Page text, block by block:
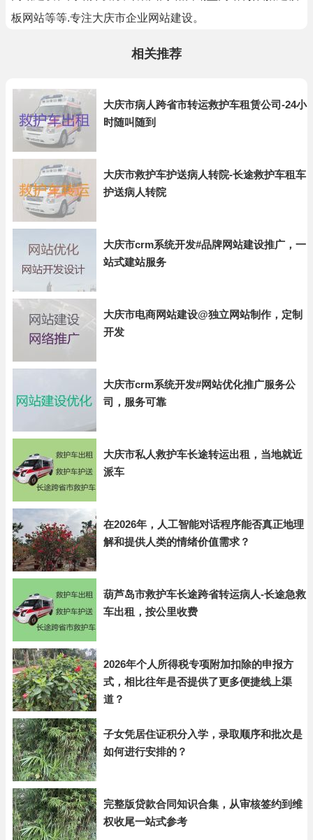
板网站等等.专注大庆市企业网站建设。
相关推荐
大庆市病人跨省市转运救护车租赁公司-24小
时随叫随到
大庆市救护车护送病人转院-长途救护车租车
护送病人转院
大庆市crm系统开发#品牌网站建设推广，一
站式建站服务
大庆市电商网站建设@独立网站制作，定制
开发
大庆市crm系统开发#网站优化推广服务公
司，服务可靠
大庆市私人救护车长途转运出租，当地就近
派车
在2026年，人工智能对话程序能否真正地理
解和提供人类的情绪价值需求？
葫芦岛市救护车长途跨省转运病人-长途急救
车出租，按公里收费
2026年个人所得税专项附加扣除的申报方
式，相比往年是否提供了更多便捷线上渠
道？
子女凭居住证积分入学，录取顺序和批次是
如何进行安排的？
完整版贷款合同知识合集，从审核签约到维
权收尾一站式参考